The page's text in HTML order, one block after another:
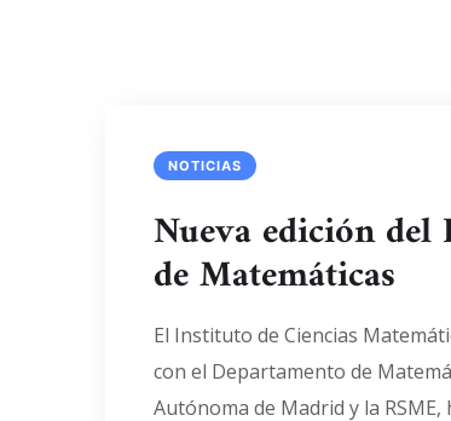
NOTICIAS
Nueva edición
de Matemáticas
El Instituto de Ciencias
con el Departamento de
Autónoma de Madrid y la